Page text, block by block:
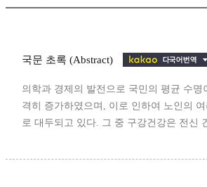
국문 초록 (Abstract)
의학과 경제의 발전으로 국민의 평균 수
격히 증가하였으며, 이로 인하여 노인의
로 대두되고 있다. 그 중 구강건강은 전신